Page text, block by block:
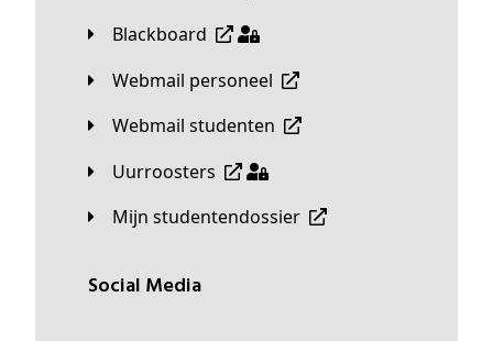
Blackboard
Webmail personeel
Webmail studenten
Uurroosters
Mijn studentendossier
Social Media